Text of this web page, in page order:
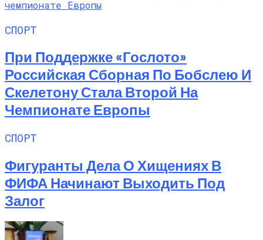
Худейте С Huawei Smart Scale — Обзор
СПОРТ
При Поддержке «Гослото»
Российская Сборная По Бобслею И
Скелетону Стала Второй На
Чемпионате Европы
СПОРТ
Фигуранты Дела О Хищениях В
ФИФА Начинают Выходить Под
Залог